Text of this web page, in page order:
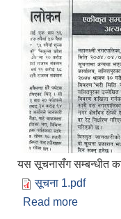
यस सूचनासँग सम्बन्धीत
सूचना 1.pdf
Read more